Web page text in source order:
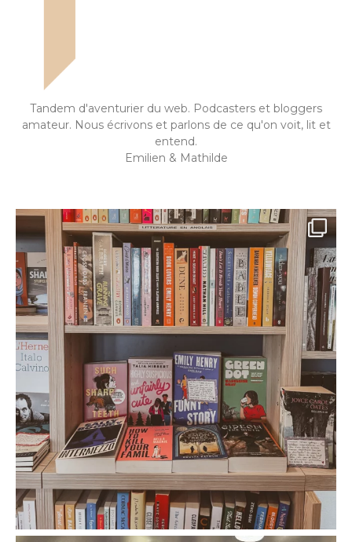
Tandem d'aventurier du web. Podcasters et bloggers
amateur. Nous écrivons et parlons de ce qu'on voit, lit et
entend.
Emilien & Mathilde